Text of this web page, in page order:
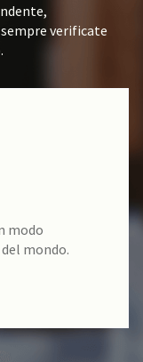
verificate
modo
mondo.